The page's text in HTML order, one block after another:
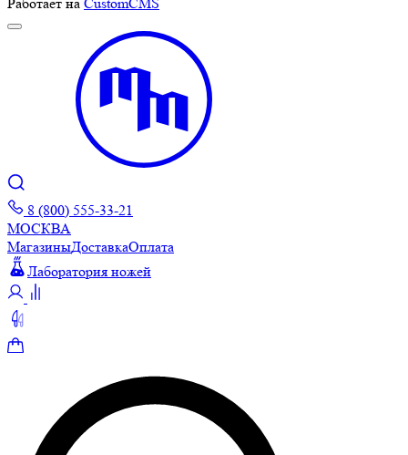
8 (800) 555-33-21
МОСКВА
МагазиныДоставкаОплата
Лаборатория ножей